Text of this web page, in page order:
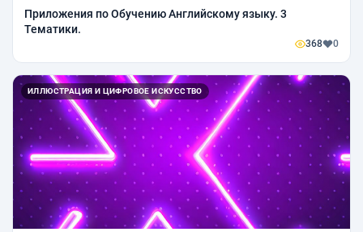
Приложения по Обучению Английскому языку. 3
Тематики.
368 0
ИЛЛЮСТРАЦИЯ И ЦИФРОВОЕ ИСКУССТВО